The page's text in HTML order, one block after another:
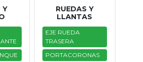
Y
RUEDAS Y
LLANTAS
EJE RUEDA
TRASERA
PORTACORONAS